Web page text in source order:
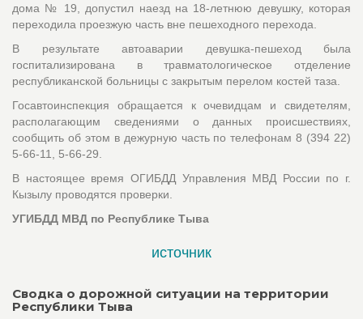
дома № 19, допустил наезд на 18-летнюю девушку, которая
переходила проезжую часть вне пешеходного перехода.
В результате автоаварии девушка-пешеход была
госпитализирована в травматологическое отделение
республиканской больницы с закрытым перелом костей таза.
Госавтоинспекция обращается к очевидцам и свидетелям,
располагающим сведениями о данных происшествиях,
сообщить об этом в дежурную часть по телефонам 8 (394 22)
5-66-11, 5-66-29.
В настоящее время ОГИБДД Управления МВД России по г.
Кызылу проводятся проверки.
УГИБДД МВД по Республике Тыва
источник
Сводка о дорожной ситуации на территории
Республики Тыва